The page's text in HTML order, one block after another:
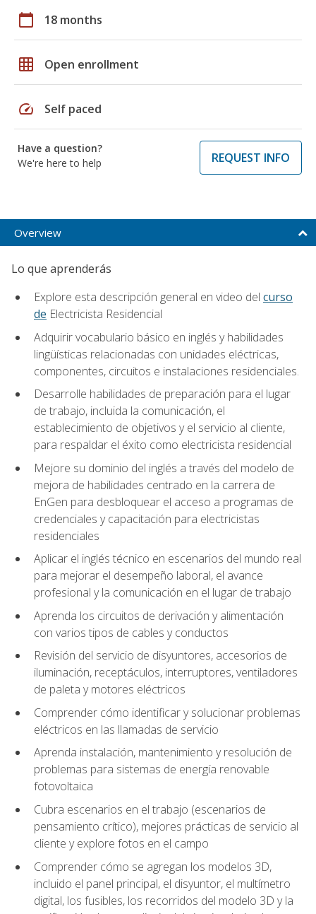
calendar_today 18 months
grid_on Open enrollment
speed Self paced
Have a question?
We're here to help
REQUEST INFO
Overview
Lo que aprenderás
Explore esta descripción general en video del curso
de Electricista Residencial
Adquirir vocabulario básico en inglés y habilidades
lingüísticas relacionadas con unidades eléctricas,
componentes, circuitos e instalaciones residenciales.
Desarrolle habilidades de preparación para el lugar
de trabajo, incluida la comunicación, el
establecimiento de objetivos y el servicio al cliente,
para respaldar el éxito como electricista residencial
Mejore su dominio del inglés a través del modelo de
mejora de habilidades centrado en la carrera de
EnGen para desbloquear el acceso a programas de
credenciales y capacitación para electricistas
residenciales
Aplicar el inglés técnico en escenarios del mundo real
para mejorar el desempeño laboral, el avance
profesional y la comunicación en el lugar de trabajo
Aprenda los circuitos de derivación y alimentación
con varios tipos de cables y conductos
Revisión del servicio de disyuntores, accesorios de
iluminación, receptáculos, interruptores, ventiladores
de paleta y motores eléctricos
Comprender cómo identificar y solucionar problemas
eléctricos en las llamadas de servicio
Aprenda instalación, mantenimiento y resolución de
problemas para sistemas de energía renovable
fotovoltaica
Cubra escenarios en el trabajo (escenarios de
pensamiento crítico), mejores prácticas de servicio al
cliente y explore fotos en el campo
Comprender cómo se agregan los modelos 3D,
incluido el panel principal, el disyuntor, el multímetro
digital, los fusibles, los recorridos del modelo 3D y la